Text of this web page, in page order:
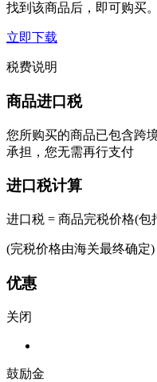
找到该商品后，即可购买。
立即下载
税费说明
商品进口税
您所购买的商品已包含跨
承担，您无需再行支付
进口税计算
进口税 = 商品完税价格(包
(完税价格由海关最终确定)
优惠
关闭
鼓励金